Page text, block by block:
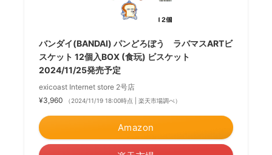
バンダイ(BANDAI) パンどろぼう ラバマスARTビ
スケット 12個入BOX (食玩) ビスケット
2024/11/25発売予定
exicoast Internet store 2号店
¥3,960
（2024/11/19 18:00時点 | 楽天市場調べ）
Amazon